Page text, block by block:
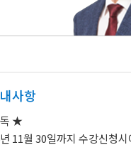
사항
★
11월 30일까지 수강신청